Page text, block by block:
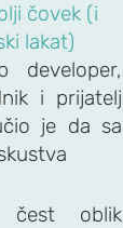
L1,
čovek (i
lakat)
developer,
i prijatelj
je da sa
čest oblik